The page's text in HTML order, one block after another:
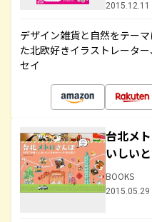
2015.12.11
デザイン雑貨と自然をテー
た北欧好きイラストレータ
セイ
台北メ
いしい
BOOKS
2015.05.29